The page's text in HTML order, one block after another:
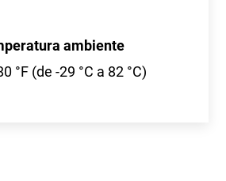
ambiente
°F (de -29 °C a 82 °C)